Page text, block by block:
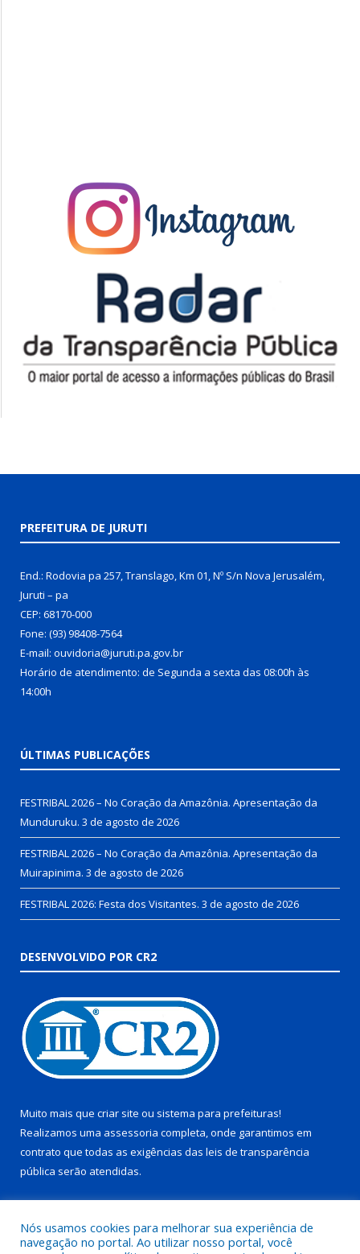
PREFEITURA DE JURUTI
End.: Rodovia pa 257, Translago, Km 01, Nº S/n Nova Jerusalém,
Juruti – pa
CEP: 68170-000
Fone: (93) 98408-7564
E-mail: ouvidoria@juruti.pa.gov.br
Horário de atendimento: de Segunda a sexta das 08:00h às
14:00h
ÚLTIMAS PUBLICAÇÕES
FESTRIBAL 2026 – No Coração da Amazônia. Apresentação da
Munduruku. 3 de agosto de 2026
FESTRIBAL 2026 – No Coração da Amazônia. Apresentação da
Muirapinima. 3 de agosto de 2026
FESTRIBAL 2026: Festa dos Visitantes. 3 de agosto de 2026
DESENVOLVIDO POR CR2
Muito mais que criar site ou sistema para prefeituras!
Realizamos uma assessoria completa, onde garantimos em
contrato que todas as exigências das leis de transparência
pública serão atendidas.
Nós usamos cookies para melhorar sua experiência de
navegação no portal. Ao utilizar nosso portal, você